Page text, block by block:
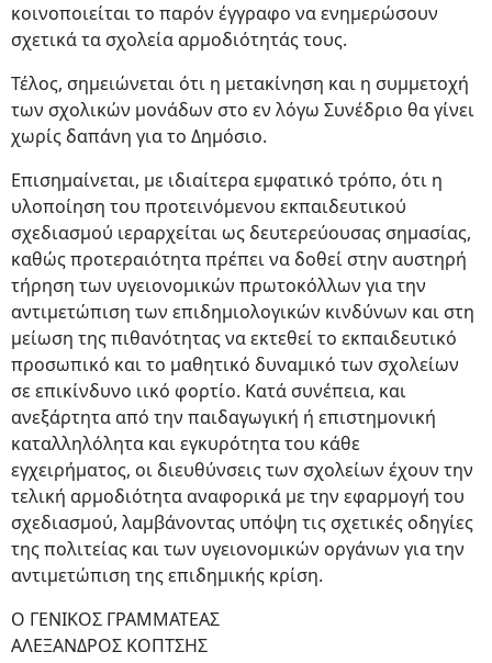
κοινοποιείται το παρόν έγγραφο να ενημερώσουν
σχετικά τα σχολεία αρμοδιότητάς τους.
Τέλος, σημειώνεται ότι η μετακίνηση και η συμμετοχή
των σχολικών μονάδων στο εν λόγω Συνέδριο θα γίνει
χωρίς δαπάνη για το Δημόσιο.
Επισημαίνεται, με ιδιαίτερα εμφατικό τρόπο, ότι η
υλοποίηση του προτεινόμενου εκπαιδευτικού
σχεδιασμού ιεραρχείται ως δευτερεύουσας σημασίας,
καθώς προτεραιότητα πρέπει να δοθεί στην αυστηρή
τήρηση των υγειονομικών πρωτοκόλλων για την
αντιμετώπιση των επιδημιολογικών κινδύνων και στη
μείωση της πιθανότητας να εκτεθεί το εκπαιδευτικό
προσωπικό και το μαθητικό δυναμικό των σχολείων
σε επικίνδυνο ιικό φορτίο. Κατά συνέπεια, και
ανεξάρτητα από την παιδαγωγική ή επιστημονική
καταλληλόλητα και εγκυρότητα του κάθε
εγχειρήματος, οι διευθύνσεις των σχολείων έχουν την
τελική αρμοδιότητα αναφορικά με την εφαρμογή του
σχεδιασμού, λαμβάνοντας υπόψη τις σχετικές οδηγίες
της πολιτείας και των υγειονομικών οργάνων για την
αντιμετώπιση της επιδημικής κρίση.
Ο ΓΕΝΙΚΟΣ ΓΡΑΜΜΑΤΕΑΣ
ΑΛΕΞΑΝΔΡΟΣ ΚΟΠΤΣΗΣ